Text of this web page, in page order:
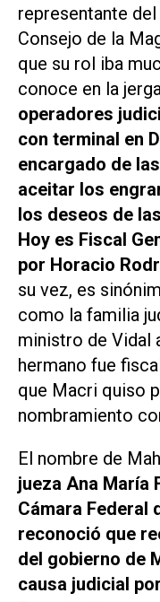
representante
Consejo de la
que su rol iba
conoce en la
operadores
con terminal en
encargado de
aceitar los
los deseos de
Hoy es Fiscal
por Horacio
su vez, es
como la familia
ministro de Vidal
hermano fue
que Macri quiso
nombramiento
El nombre de
jueza Ana María
Cámara Federal
reconoció que
del gobierno de
causa judicial